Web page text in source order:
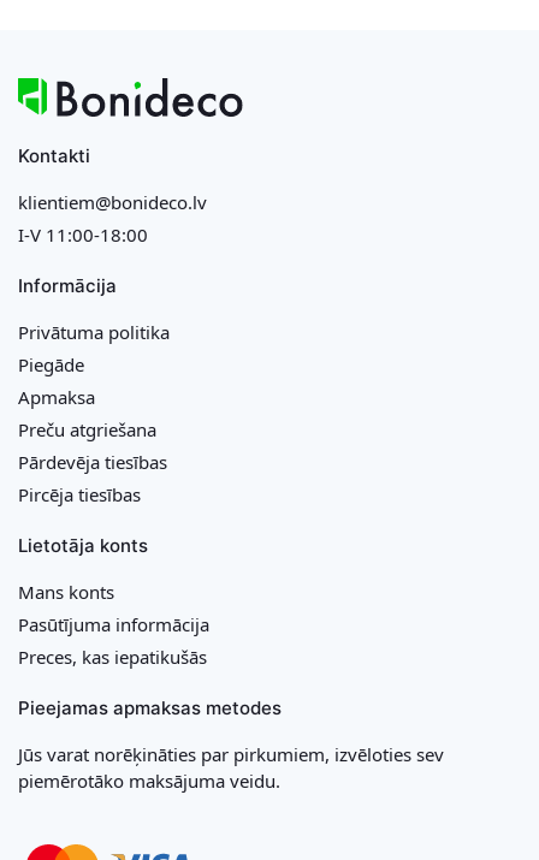
Kontakti
klientiem@bonideco.lv
I-V 11:00-18:00
Informācija
Privātuma politika
Piegāde
Apmaksa
Preču atgriešana
Pārdevēja tiesības
Pircēja tiesības
Lietotāja konts
Mans konts
Pasūtījuma informācija
Preces, kas iepatikušās
Pieejamas apmaksas metodes
Jūs varat norēķināties par pirkumiem, izvēloties sev
piemērotāko maksājuma veidu.